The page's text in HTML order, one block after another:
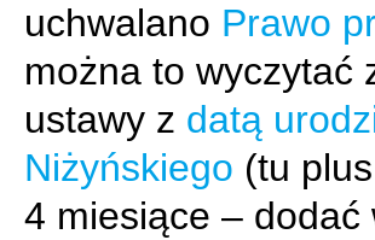
uchwalano Prawo
można to wyczytać
ustawy z datą
Niżyńskiego (tu
4 miesiące –